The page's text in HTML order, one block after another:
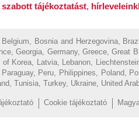
szabott tájékoztatást,
Bosnia and Herzegovina,
Georgia, Germany, Greece,
Korea, Latvia, Lebanon,
Peru, Philippines, Poland,
Tunisia, Turkey, Ukraine, United
Cookie tájékoztató